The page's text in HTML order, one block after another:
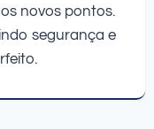
novos pontos.
segurança e